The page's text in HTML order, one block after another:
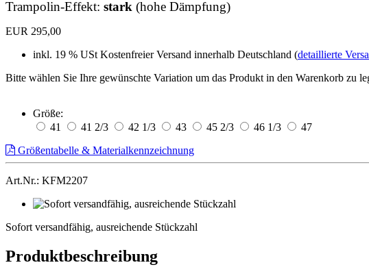
Trampolin-Effekt: stark (hohe Dämpfung)
EUR 295,00
inkl. 19 % USt Kostenfreier Versand innerhalb Deutschland (detaillierte
Bitte wählen Sie Ihre gewünschte Variation um das Produkt in den Warenkorb zu
Größe:
41
41 2/3 42 1/3 43 45 2/3 46 1/3
47
Größentabelle & Materialkennzeichnung
Art.Nr.: KFM2207
Sofort versandfähig, ausreichende Stückzahl
Produktbeschreibung